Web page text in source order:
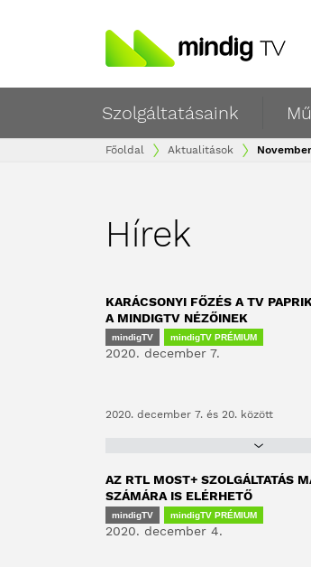
Szolgáltatásaink
Főoldal Aktualitások
Hírek
KARÁCSONYI FŐZÉS A TV
A MINDIGTV NÉZŐINEK
mindigTV mindigTV PRÉMIUM
2020. december 7.
2020. december 7. és 20. között
AZ RTL MOST+ SZOLGÁLTATÁS
SZÁMÁRA IS ELÉRHETŐ
mindigTV mindigTV PRÉMIUM
2020. december 4.